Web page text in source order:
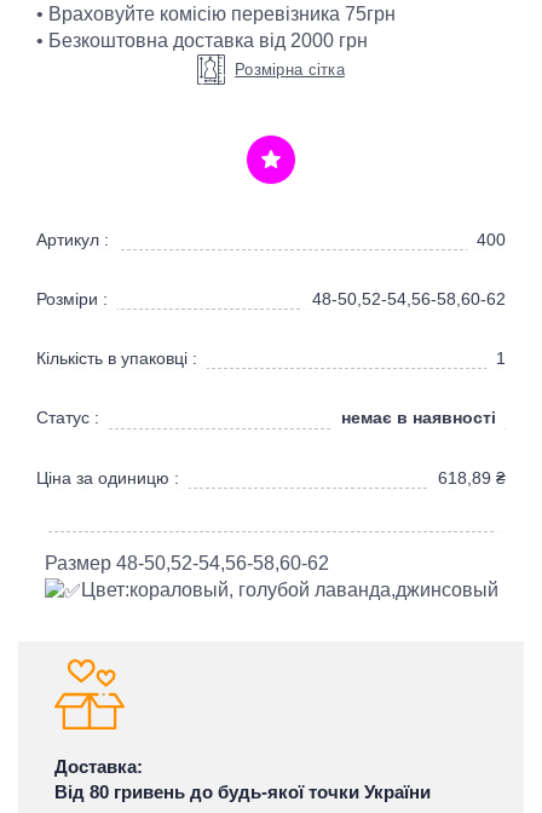
• Враховуйте комісію перевізника 75грн
• Безкоштовна доставка від 2000 грн
Розмірна сітка
Артикул : 400
Розміри : 48-50,52-54,56-58,60-62
Кількість в упаковці : 1
Статус : немає в наявності
Ціна за одиницю : 618,89 ₴
Размер 48-50,52-54,56-58,60-62
Цвет:кораловый, голубой лаванда,джинсовый
Доставка:
Від 80 гривень до будь-якої точки України